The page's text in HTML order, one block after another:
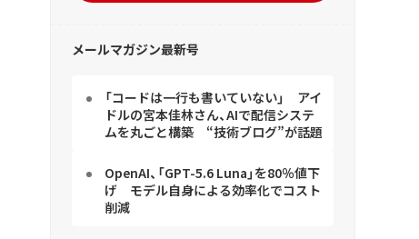
メールマガジン最新号
「コードは一行も書いていない」 アイ
ドルの宮本佳林さん、AIで配信システ
ムを丸ごと構築 “技術ブログ”が話題
OpenAI、「GPT-5.6 Luna」を80％値下
げ モデル自身による効率化でコスト
削減